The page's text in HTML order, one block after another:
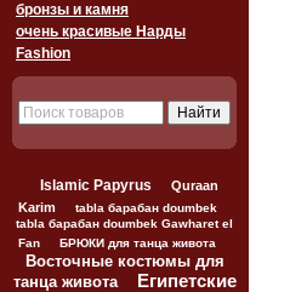
бронзы и камня
очень красивые Нарды
Fashion
Islamic Papyrus
Quraan
Karim
tabla барабан doumbek
tabla барабан doumbek Gawharet el
Fan
БРЮКИ для танца живота
Восточные костюмы для
танца живота
Египетские